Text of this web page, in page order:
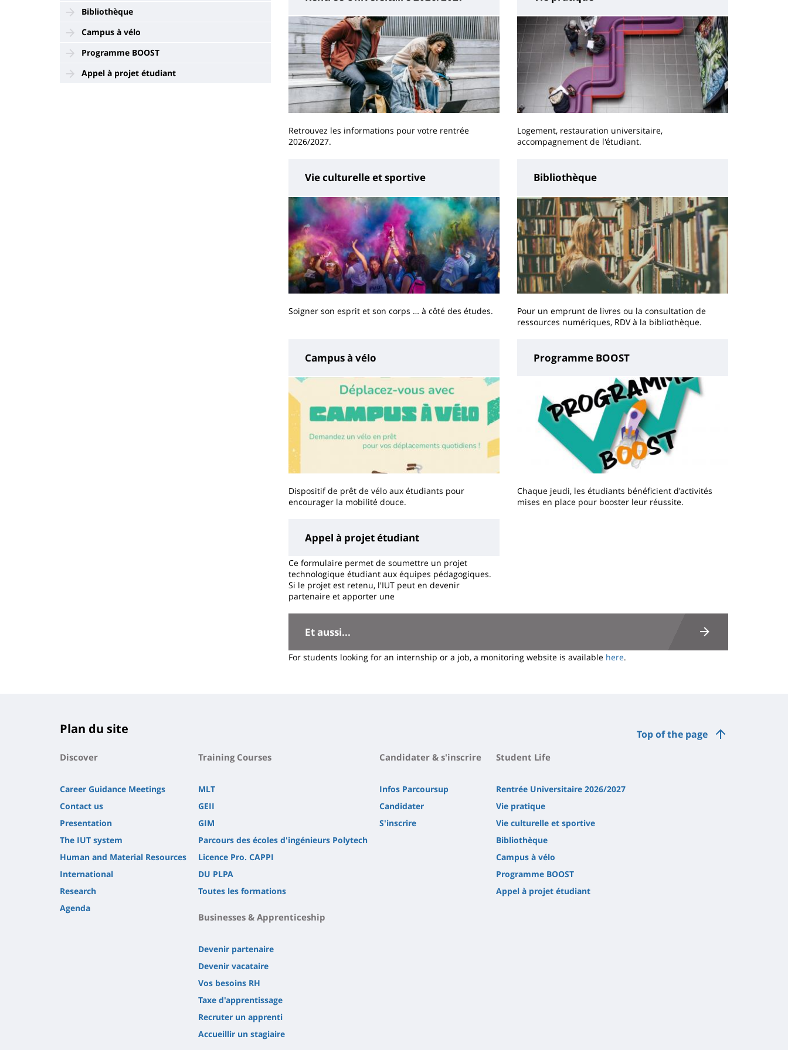
Bibliothèque
Campus à vélo
Programme BOOST
Appel à projet étudiant
Retrouvez les informations pour votre rentrée
2026/2027.
Logement, restauration universitaire,
accompagnement de l'étudiant.
Vie culturelle et sportive
Soigner son esprit et son corps … à côté des études.
Bibliothèque
Pour un emprunt de livres ou la consultation de
ressources numériques, RDV à la bibliothèque.
Campus à vélo
Dispositif de prêt de vélo aux étudiants pour
encourager la mobilité douce.
Programme BOOST
Chaque jeudi, les étudiants bénéficient d'activités
mises en place pour booster leur réussite.
Appel à projet étudiant
Ce formulaire permet de soumettre un projet
technologique étudiant aux équipes pédagogiques.
Si le projet est retenu, l'IUT peut en devenir
partenaire et apporter une
Contenu
de
la
page
Et aussi...
For students looking for an internship or a job, a monitoring website is available here.
Top of the page
Plan du site
Discover
Career Guidance Meetings
Contact us
Presentation
The IUT system
Human and Material Resources
International
Research
Agenda
Training Courses
MLT
GEII
GIM
Parcours des écoles d'ingénieurs Polytech
Licence Pro. CAPPI
DU PLPA
Toutes les formations
Candidater & s'inscrire
Infos Parcoursup
Candidater
S'inscrire
Student Life
Rentrée Universitaire 2026/2027
Vie pratique
Vie culturelle et sportive
Bibliothèque
Campus à vélo
Programme BOOST
Appel à projet étudiant
Businesses & Apprenticeship
Devenir partenaire
Devenir vacataire
Vos besoins RH
Taxe d'apprentissage
Recruter un apprenti
Accueillir un stagiaire